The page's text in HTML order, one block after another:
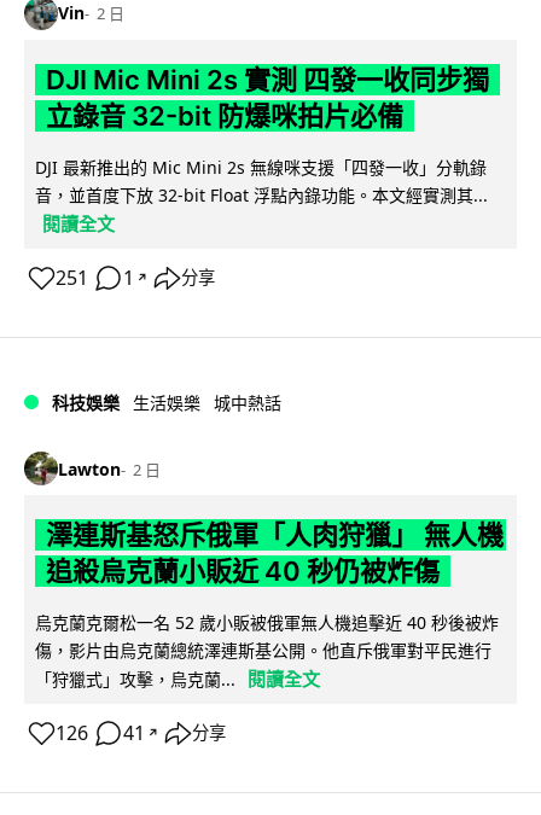
Vin 2 日
DJI Mic Mini 2s 實測 四發一收同步獨
立錄音 32-bit 防爆咪拍片必備
DJI 最新推出的 Mic Mini 2s 無線咪支援「四發一收」分軌錄
音，並首度下放 32-bit Float 浮點內錄功能。本文經實測其...
閱讀全文
251 1 ↗ 分享
科技娛樂 生活娛樂 城中熱話
Lawton 2 日
澤連斯基怒斥俄軍「人肉狩獵」 無人機
追殺烏克蘭小販近 40 秒仍被炸傷
烏克蘭克爾松一名 52 歲小販被俄軍無人機追擊近 40 秒後被炸
傷，影片由烏克蘭總統澤連斯基公開。他直斥俄軍對平民進行
「狩獵式」攻擊，烏克蘭...
閱讀全文
126 41 ↗ 分享